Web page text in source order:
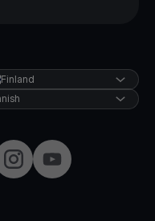
InstagramYouTube
Finland